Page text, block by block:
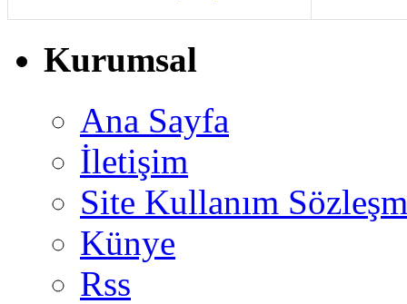
Kurumsal
Ana Sayfa
İletişim
Site Kullanım
Künye
Rss